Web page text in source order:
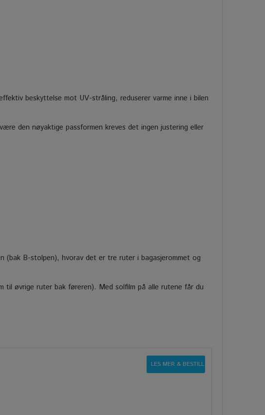
beskyttelse mot UV-stråling, reduserer varme inne i bilen
den nøyaktige passformen kreves det ingen justering eller
(bak B-stolpen), hvorav det er tre ruter i bagasjerommet og
til øvrige ruter bak føreren). Med solfilm på alle rutene får du
LES MER & BESTILL